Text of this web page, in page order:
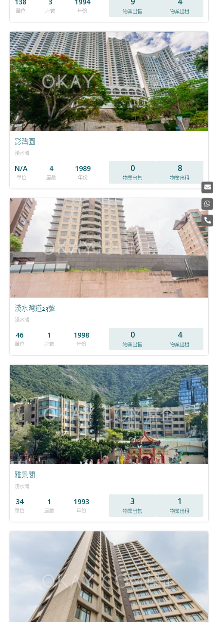
單位 座數 年份 物業出售 物業出租
影灣園
淺水灣
N/A
單位
4
座數
1989
年份
0
物業出售
8
物業出租
淺水灣道23號
淺水灣
46
單位
1
座數
1998
年份
0
物業出售
4
物業出租
雅景閣
淺水灣
34
單位
1
座數
1993
年份
3
物業出售
1
物業出租